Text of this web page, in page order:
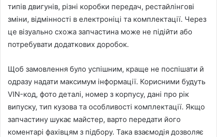
типів двигунів, різні коробки передач, рестайлінгові
зміни, відмінності в електроніці та комплектації. Через
це візуально схожа запчастина може не підійти або
потребувати додаткових доробок.
Щоб замовлення було успішним, краще не поспішати й
одразу надати максимум інформації. Корисними будуть
VIN-код, фото деталі, номер з корпусу, дані про рік
випуску, тип кузова та особливості комплектації. Якщо
запчастину шукає майстер, варто передати його
коментарі фахівцям з підбору. Така взаємодія дозволяє